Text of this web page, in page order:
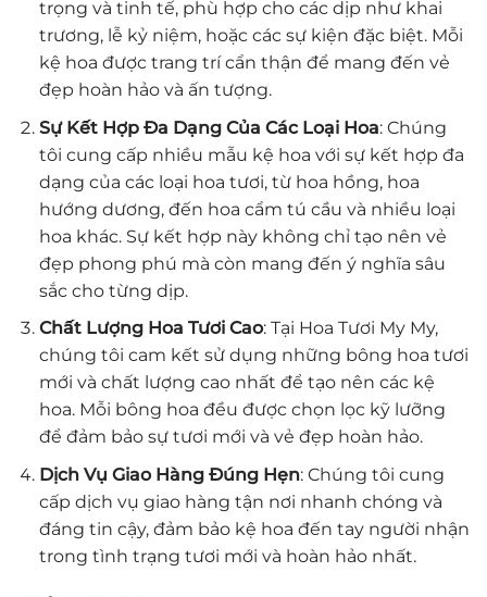
trọng và tinh tế, phù hợp cho các dịp như khai
trương, lễ kỷ niệm, hoặc các sự kiện đặc biệt. Mỗi
kệ hoa được trang trí cẩn thận để mang đến vẻ
đẹp hoàn hảo và ấn tượng.
Sự Kết Hợp Đa Dạng Của Các Loại Hoa: Chúng
tôi cung cấp nhiều mẫu kệ hoa với sự kết hợp đa
dạng của các loại hoa tươi, từ hoa hồng, hoa
hướng dương, đến hoa cẩm tú cầu và nhiều loại
hoa khác. Sự kết hợp này không chỉ tạo nên vẻ
đẹp phong phú mà còn mang đến ý nghĩa sâu
sắc cho từng dịp.
Chất Lượng Hoa Tươi Cao: Tại Hoa Tươi My My,
chúng tôi cam kết sử dụng những bông hoa tươi
mới và chất lượng cao nhất để tạo nên các kệ
hoa. Mỗi bông hoa đều được chọn lọc kỹ lưỡng
để đảm bảo sự tươi mới và vẻ đẹp hoàn hảo.
Dịch Vụ Giao Hàng Đúng Hẹn: Chúng tôi cung
cấp dịch vụ giao hàng tận nơi nhanh chóng và
đáng tin cậy, đảm bảo kệ hoa đến tay người nhận
trong tình trạng tươi mới và hoàn hảo nhất.